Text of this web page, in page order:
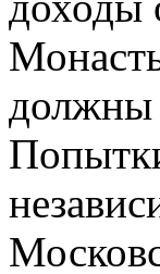
должны